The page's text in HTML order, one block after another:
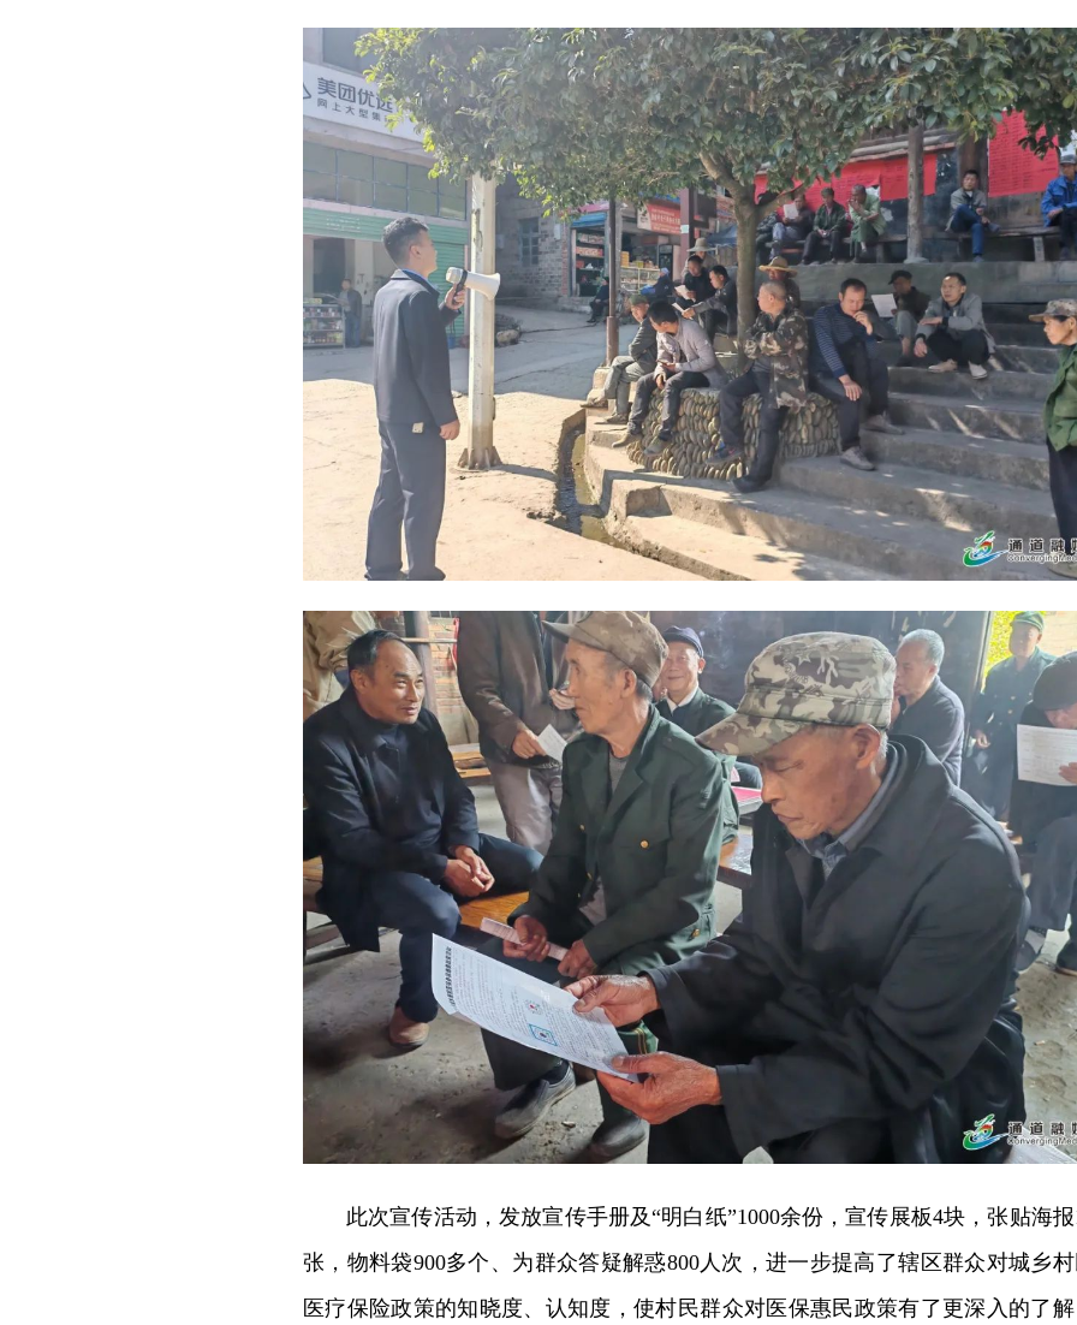
此次宣传活动，发放宣传手册及“明白纸”1000余份，宣传展板4块，张贴海报
张，物料袋900多个、为群众答疑解惑800人次，进一步提高了辖区群众对城乡
医疗保险政策的知晓度、认知度，使村民群众对医保惠民政策有了更深入的了